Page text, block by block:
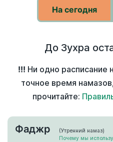
На сегодня
До Зухра
!!! Ни одно расписание
точное время
прочитайте:
Фаджр
(Утренний намаз)
Почему мы